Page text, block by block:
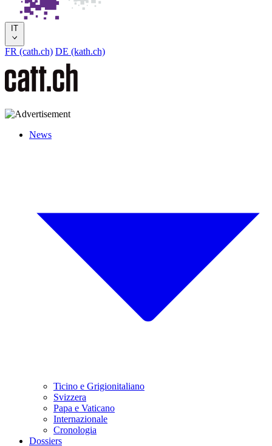
IT
FR (cath.ch) DE (kath.ch)
News
Ticino e Grigionitaliano
Svizzera
Papa e Vaticano
Internazionale
Cronologia
Dossiers